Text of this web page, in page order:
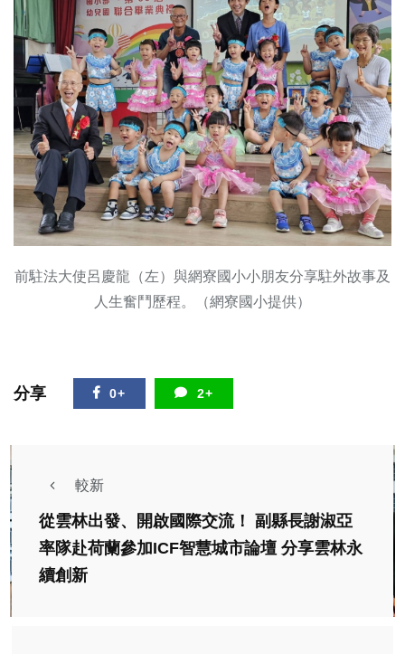
前駐法大使呂慶龍（左）與網寮國小小朋友分享駐外故事及
人生奮鬥歷程。（網寮國小提供）
分享 0+ 2+
較新
從雲林出發、開啟國際交流！ 副縣長謝淑亞
率隊赴荷蘭參加ICF智慧城市論壇 分享雲林永
續創新